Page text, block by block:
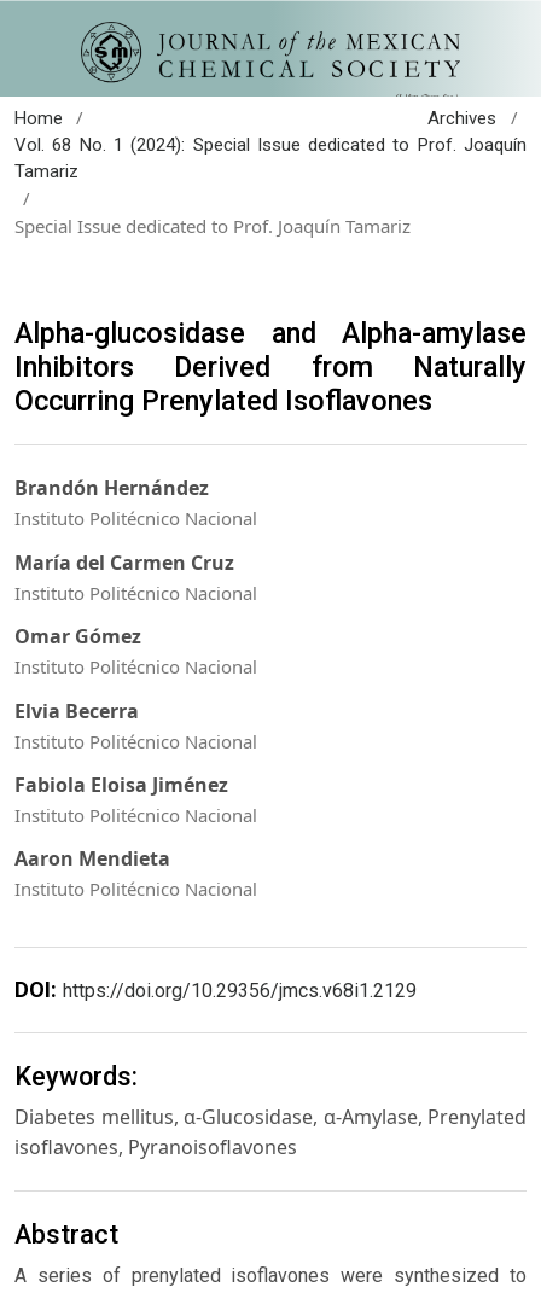
Home / Archives /
Vol. 68 No. 1 (2024): Special Issue dedicated to Prof. Joaquín
Tamariz
/
Special Issue dedicated to Prof. Joaquín Tamariz
Alpha-glucosidase and Alpha-amylase
Inhibitors Derived from Naturally
Occurring Prenylated Isoflavones
Brandón Hernández
Instituto Politécnico Nacional
María del Carmen Cruz
Instituto Politécnico Nacional
Omar Gómez
Instituto Politécnico Nacional
Elvia Becerra
Instituto Politécnico Nacional
Fabiola Eloisa Jiménez
Instituto Politécnico Nacional
Aaron Mendieta
Instituto Politécnico Nacional
DOI: https://doi.org/10.29356/jmcs.v68i1.2129
Keywords:
Diabetes mellitus, α-Glucosidase, α-Amylase, Prenylated
isoflavones, Pyranoisoflavones
Abstract
A series of prenylated isoflavones were synthesized to